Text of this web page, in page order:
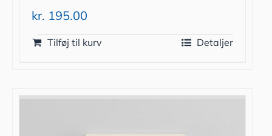
kr. 195.00
Tilføj til kurv Detaljer